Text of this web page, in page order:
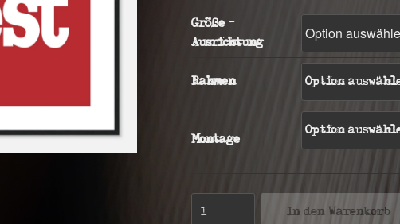
Größe -
Ausrichtung
Rahmen
Montage
In den Warenkorb